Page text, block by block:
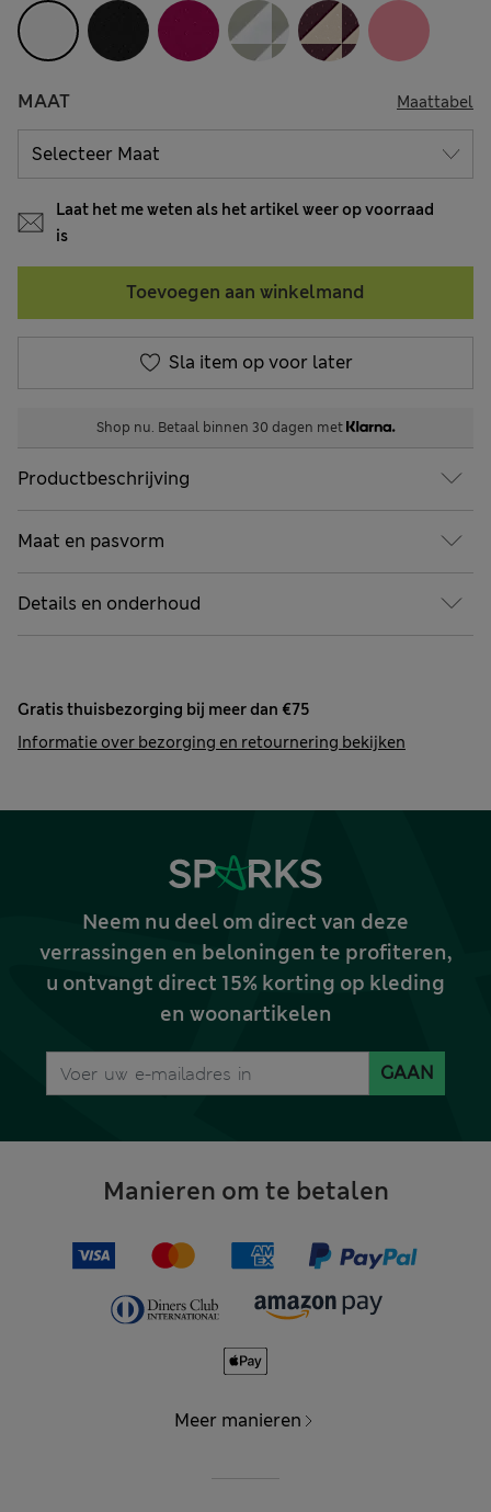
MAAT Maattabel
Laat het me weten als het artikel weer op voorraad
is
Toevoegen aan winkelmand
Sla item op voor later
Shop nu. Betaal binnen 30 dagen met
Productbeschrijving
Maat en pasvorm
Details en onderhoud
Gratis thuisbezorging bij meer dan €75
Informatie over bezorging en retournering bekijken
Neem nu deel om direct van deze
verrassingen en beloningen te profiteren,
u ontvangt direct 15% korting op kleding
en woonartikelen
GAAN
Manieren om te betalen
Meer manieren